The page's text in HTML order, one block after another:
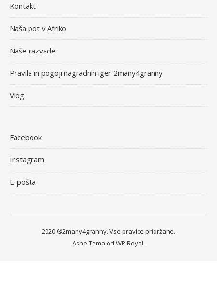
Kontakt
Naša pot v Afriko
Naše razvade
Pravila in pogoji nagradnih iger 2many4granny
Vlog
Facebook
Instagram
E-pošta
2020 ®2many4granny. Vse pravice pridržane.
Ashe Tema od WP Royal.